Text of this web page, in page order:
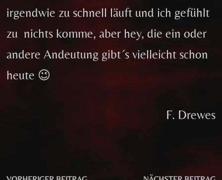
irgendwie zu schnell läuft und ich gefühlt
zu nichts komme, aber hey, die ein oder
andere Andeutung gibt´s vielleicht schon
heute 😉
F. Drewes